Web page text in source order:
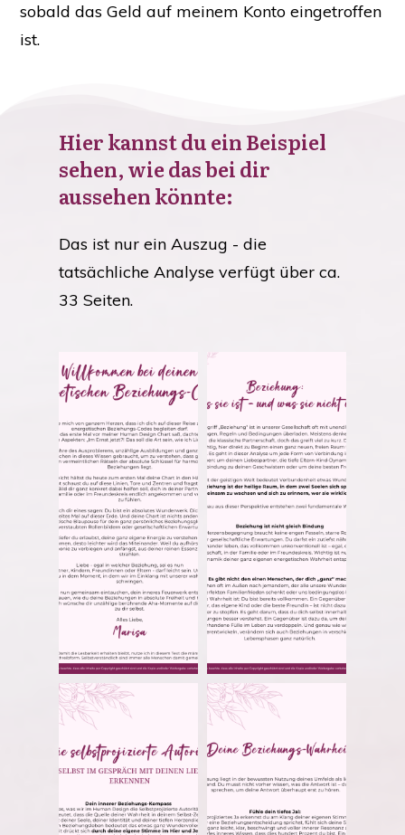
sobald das Geld auf meinem Konto eingetroffen
ist.
Hier kannst du ein Beispiel
sehen, wie das bei dir
aussehen könnte:
Das ist nur ein Auszug - die
tatsächliche Analyse verfügt über ca.
33 Seiten.